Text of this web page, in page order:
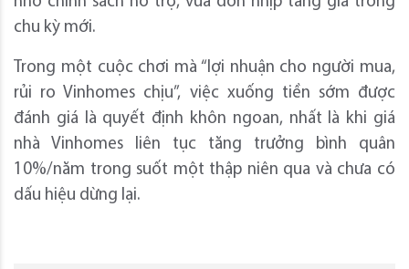
chu kỳ mới.
Trong một cuộc chơi mà “lợi nhuận cho người mua,
rủi ro Vinhomes chịu”, việc xuống tiền sớm được
đánh giá là quyết định khôn ngoan, nhất là khi giá
nhà Vinhomes liên tục tăng trưởng bình quân
10%/năm trong suốt một thập niên qua và chưa có
dấu hiệu dừng lại.